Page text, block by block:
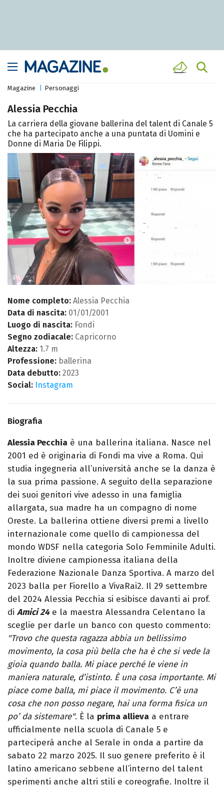
Magazine Personaggi
Alessia Pecchia
La carriera della giovane ballerina del talent di Canale 5
che ha partecipato anche a una puntata di Uomini e
Donne di Maria De Filippi.
IPA
Nome completo: Alessia Pecchia
Data di nascita: 01/01/2001
Luogo di nascita: Fondi
Segno zodiacale: Capricorno
Altezza: 1.7 m
Professione: ballerina
Data debutto: 2023
Social: Instagram
Biografia
Alessia Pecchia è una ballerina italiana. Nasce nel
2001 ed è originaria di Fondi ma vive a Roma. Qui
studia ingegneria all’università anche se la danza è
la sua prima passione. A seguito della separazione
dei suoi genitori vive adesso in una famiglia
allargata, sua madre ha un compagno di nome
Oreste. La ballerina ottiene diversi premi a livello
internazionale come quello di campionessa del
mondo WDSF nella categoria Solo Femminile Adulti.
Inoltre diviene campionessa italiana della
Federazione Nazionale Danza Sportiva. A marzo del
2023 balla per Fiorello a VivaRai2. Il 29 settembre
del 2024 Alessia Pecchia si esibisce davanti ai prof.
di Amici 24e la maestra Alessandra Celentano la
sceglie per darle un banco con questo commento:
"Trovo che questa ragazza abbia un bellissimo
movimento, la cosa più bella che ha è che si vede la
gioia quando balla. Mi piace perché le viene in
maniera naturale, d’istinto. È una cosa importante. Mi
piace come balla, mi piace il movimento. C’è una
cosa che non posso negare, hai una forma fisica un
po’ da sistemare". È la prima allieva a entrare
ufficialmente nella scuola di Canale 5 e
parteciperà anche al Serale in onda a partire da
sabato 22 marzo 2025. Il suo genere preferito è il
latino americano sebbene all’interno del talent
sperimenti anche altri stili e coreografie. Inoltre il